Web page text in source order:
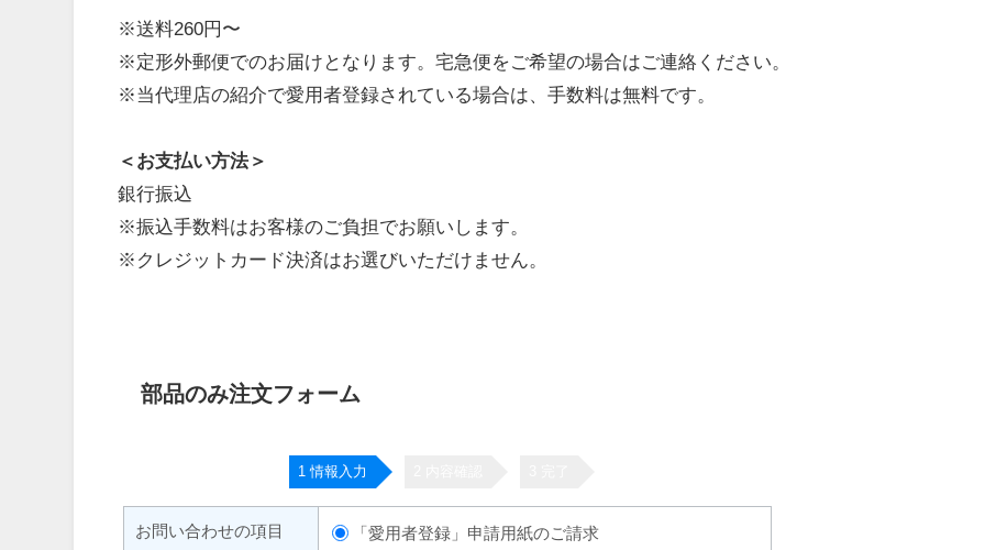
※送料260円〜
※定形外郵便でのお届けとなります。宅急便をご希望の場合はご連絡ください。
※当代理店の紹介で愛用者登録されている場合は、手数料は無料です。
＜お支払い方法＞
銀行振込
※振込手数料はお客様のご負担でお願いします。
※クレジットカード決済はお選びいただけません。
部品のみ注文フォーム